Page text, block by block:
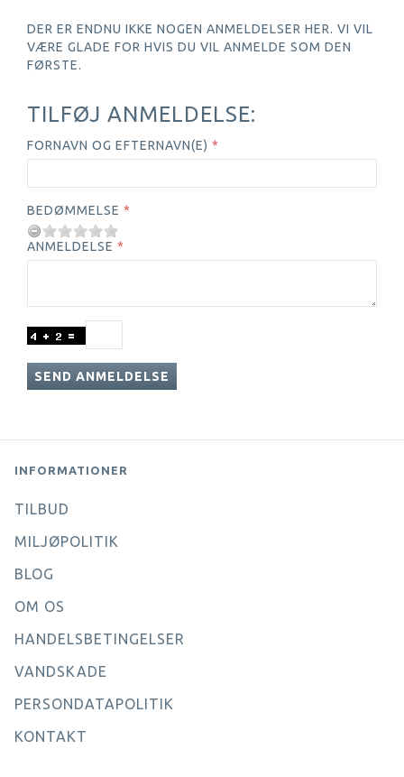
DER ER ENDNU IKKE NOGEN ANMELDELSER HER. VI VIL
VÆRE GLADE FOR HVIS DU VIL ANMELDE SOM DEN
FØRSTE.
TILFØJ ANMELDELSE:
FORNAVN OG EFTERNAVN(E)
BEDØMMELSE
ANMELDELSE
SEND ANMELDELSE
INFORMATIONER
TILBUD
MILJØPOLITIK
BLOG
OM OS
HANDELSBETINGELSER
VANDSKADE
PERSONDATAPOLITIK
KONTAKT